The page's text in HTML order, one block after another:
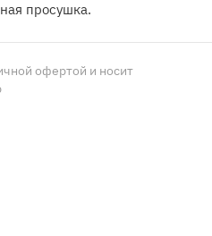
просушка.
офертой и носит